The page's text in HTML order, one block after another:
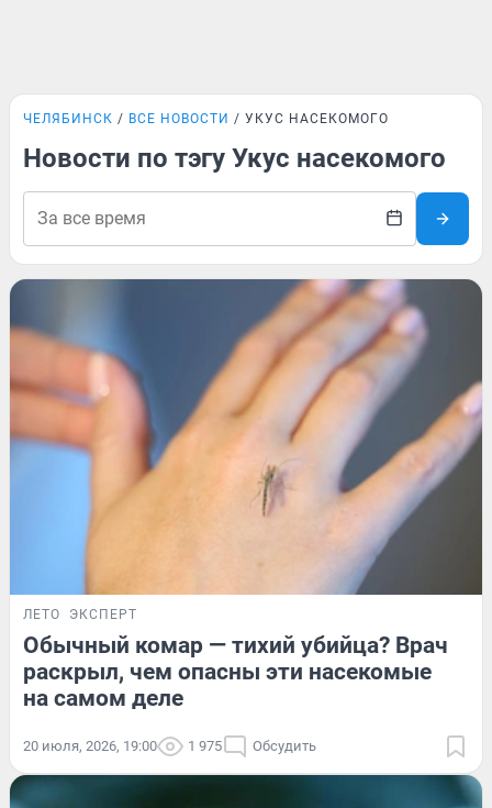
ЧЕЛЯБИНСК ВСЕ НОВОСТИ УКУС НАСЕКОМОГО
Новости по тэгу Укус насекомого
ЛЕТО ЭКСПЕРТ
Обычный комар — тихий убийца? Врач
раскрыл, чем опасны эти насекомые
на самом деле
20 июля, 2026, 19:00 1 975 Обсудить